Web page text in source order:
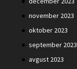
november 2023
oktober 2023
september 2023
avgust 2023